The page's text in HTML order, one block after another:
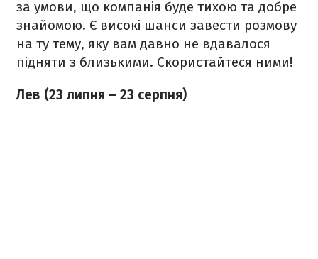
за умови, що компанія буде тихою та добре
знайомою. Є високі шанси завести розмову
на ту тему, яку вам давно не вдавалося
підняти з близькими. Скористайтеся ними!
Лев (23 липня – 23 серпня)